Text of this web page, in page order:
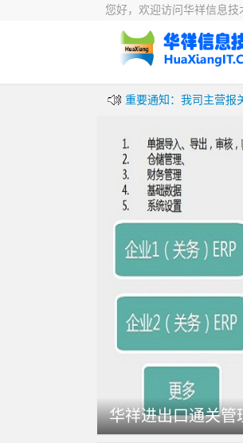
您好，欢迎访问华祥信息
重要通知：我司主营报
华祥进出口通关管